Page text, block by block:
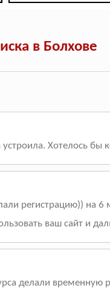
в Болхове
Хотелось
регистрацию)) на 6
ваш сайт и
делали временную